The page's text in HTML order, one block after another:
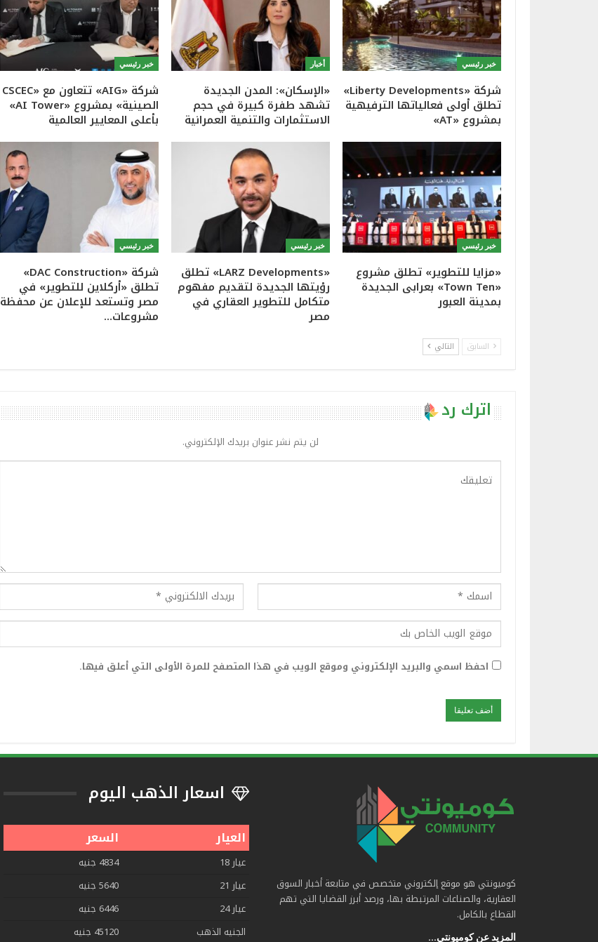
خبر رئيسي
شركة «Liberty Developments»
تطلق أولى فعالياتها الترفيهية
بمشروع «AT»
أخبار
«الإسكان»: المدن الجديدة
تشهد طفرة كبيرة في حجم
الاستثمارات والتنمية العمرانية
خبر رئيسي
شركة «AIG» تتعاون مع «CSCEC
الصينية» بمشروع «AI Tower»
بأعلى المعايير العالمية
خبر رئيسي
«مزايا للتطوير» تطلق مشروع
«Town Ten» بعرابى الجديدة
بمدينة العبور
خبر رئيسي
«LARZ Developments» تطلق
رؤيتها الجديدة لتقديم مفهوم
متكامل للتطوير العقاري في
مصر
خبر رئيسي
شركة «DAC Construction»
تطلق «أركلاين للتطوير» في
مصر وتستعد للإعلان عن محفظة
مشروعات…
السابق التالي
اترك رد
لن يتم نشر عنوان بريدك الإلكتروني.
احفظ اسمي والبريد الإلكتروني وموقع الويب في هذا المتصفح للمرة الأولى التي أعلق فيها.
كوميونتي هو موقع إلكتروني متخصص في متابعة أخبار السوق
العقارية، والصناعات المرتبطة بها، ورصد أبرز القضايا التي تهم
القطاع بالكامل.
المزيد عن كوميونتي...
اسعار الذهب اليوم
العيار السعر
عيار 18
4834 جنيه
عيار 21
5640 جنيه
عيار 24
6446 جنيه
الجنيه الذهب
45120 جنيه